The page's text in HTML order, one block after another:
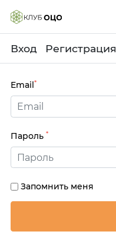
Вход Регистрация
Email*
Пароль *
Запомнить меня